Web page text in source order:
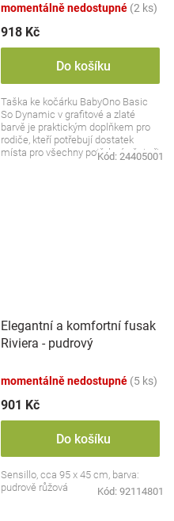
momentálně nedostupné (2 ks)
918 Kč
Do košíku
Taška ke kočárku BabyOno Basic
So Dynamic v grafitové a zlaté
barvě je praktickým doplňkem pro
rodiče, kteří potřebují dostatek
místa pro všechny potřebné věci při
Kód: 24405001
Elegantní a komfortní fusak
Riviera - pudrový
momentálně nedostupné (5 ks)
901 Kč
Do košíku
Sensillo, cca 95 x 45 cm, barva:
pudrově růžová
Kód: 92114801